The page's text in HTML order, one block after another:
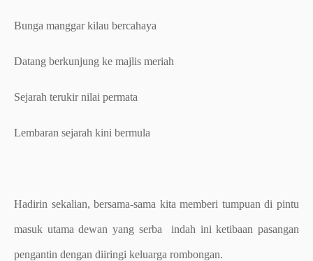
Bunga manggar kilau bercahaya
Datang berkunjung ke majlis meriah
Sejarah terukir nilai permata
Lembaran sejarah kini bermula
Hadirin sekalian, bersama-sama kita memberi tumpuan di pintu
masuk utama dewan yang serba indah ini ketibaan pasangan
pengantin dengan diiringi keluarga rombongan.